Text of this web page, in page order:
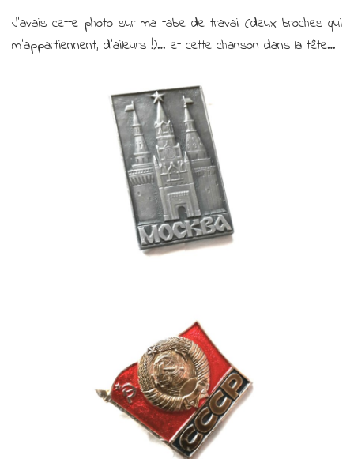
J’avais cette photo sur ma table de travail (deux broches qui
m’appartiennent, d’ailleurs !)… et cette chanson dans la tête…